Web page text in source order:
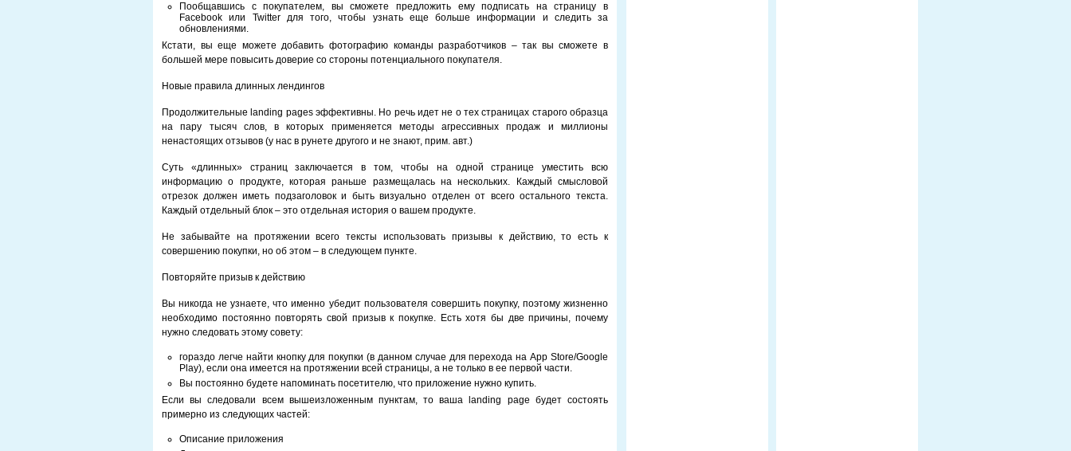
Пообщавшись с покупателем, вы сможете предложить ему подписать на страницу в
Facebook или Twitter для того, чтобы узнать еще больше информации и следить за
обновлениями.
Кстати, вы еще можете добавить фотографию команды разработчиков – так вы сможете в
большей мере повысить доверие со стороны потенциального покупателя.
Новые правила длинных лендингов
Продолжительные landing pages эффективны. Но речь идет не о тех страницах старого образца
на пару тысяч слов, в которых применяется методы агрессивных продаж и миллионы
ненастоящих отзывов (у нас в рунете другого и не знают, прим. авт.)
Суть «длинных» страниц заключается в том, чтобы на одной странице уместить всю
информацию о продукте, которая раньше размещалась на нескольких. Каждый смысловой
отрезок должен иметь подзаголовок и быть визуально отделен от всего остального текста.
Каждый отдельный блок – это отдельная история о вашем продукте.
Не забывайте на протяжении всего тексты использовать призывы к действию, то есть к
совершению покупки, но об этом – в следующем пункте.
Повторяйте призыв к действию
Вы никогда не узнаете, что именно убедит пользователя совершить покупку, поэтому жизненно
необходимо постоянно повторять свой призыв к покупке. Есть хотя бы две причины, почему
нужно следовать этому совету:
гораздо легче найти кнопку для покупки (в данном случае для перехода на App Store/Google
Play), если она имеется на протяжении всей страницы, а не только в ее первой части.
Вы постоянно будете напоминать посетителю, что приложение нужно купить.
Если вы следовали всем вышеизложенным пунктам, то ваша landing page будет состоять
примерно из следующих частей:
Описание приложения